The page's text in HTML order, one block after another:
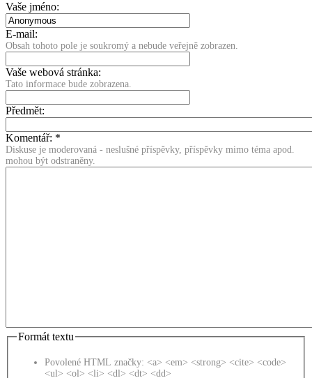
Vaše jméno:
E-mail:
Obsah tohoto pole je soukromý a nebude veřejně zobrazen.
Vaše webová stránka:
Tato informace bude zobrazena.
Předmět:
Komentář: *
Diskuse je moderovaná - neslušné příspěvky, příspěvky mimo téma apod.
mohou být odstraněny.
Formát textu
Povolené HTML značky: <a> <em> <strong> <cite> <code>
<ul> <ol> <li> <dl> <dt> <dd>